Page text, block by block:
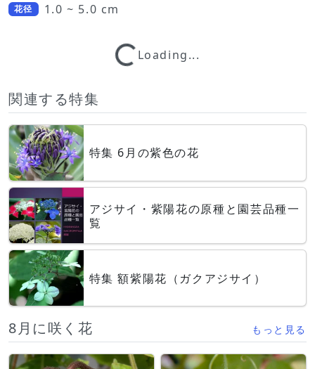
花径 1.0 ~ 5.0 cmLoading...Loading...
関連する特集
特集 6月の紫色の花
アジサイ・紫陽花の原種と園芸品種一
覧
特集 額紫陽花（ガクアジサイ）
8月に咲く花 もっと見る